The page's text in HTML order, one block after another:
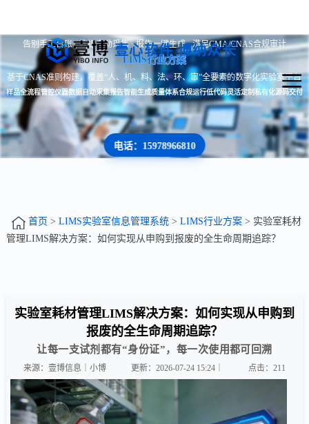
壹心软件 博纳众长
告别手工台账 · 数据自动采集 · 报告一键生成 · 满足CMA/CNAS合规审计
LIMS行业方案
基于CNAS准则构建，覆盖“人、机、料、法、环、审”全要素的数字化实验室平台
样品全流程管控仪器数据自动采集报告智能生成质量体系合规运行低代码灵活定制私有化源码交付
电话：15978966810
首页 > LIMS实验室信息管理系统> LIMS行业方案> 实验室耗材
管理LIMS解决方案：如何实现从申购到报废的全生命周期追踪？
实验室耗材管理LIMS解决方案：如何实现从申购到
报废的全生命周期追踪？
让每一支试剂都有“身份证”，每一次使用都可回溯
来源：壹博信息｜小博 更新：2026-07-24 15:24｜ 点击：211